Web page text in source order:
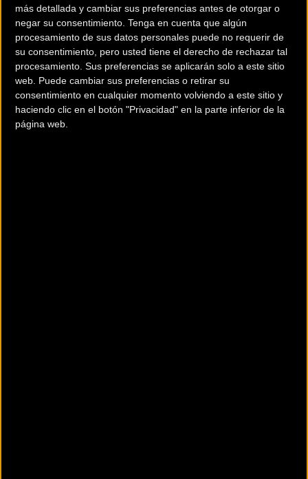
más detallada y cambiar sus preferencias antes de otorgar o
negar su consentimiento. Tenga en cuenta que algún
procesamiento de sus datos personales puede no requerir de
su consentimiento, pero usted tiene el derecho de rechazar tal
procesamiento. Sus preferencias se aplicarán solo a este sitio
web. Puede cambiar sus preferencias o retirar su
consentimiento en cualquier momento volviendo a este sitio y
haciendo clic en el botón "Privacidad" en la parte inferior de la
página web.
El Open de España de Enduro llega este domingo a Cuenca para la
disputa de la penúltima prueba de un calendario que se cierra el
próximo 24 de junio en Tuña (Asturias). La cita, organizada por el CD
Sendas de Cuenca, contará con la participación de las categorías
Sub23, Sub23 Fem., Master 50, Master 40, Master 40 Fem., Master
30, Master 30 Fem., Junior, Junior Fem., Élite, Élite Fem., Cadete,
Cadete Fem., Master 60, Master 60 Fem., y Master 50 Fem.